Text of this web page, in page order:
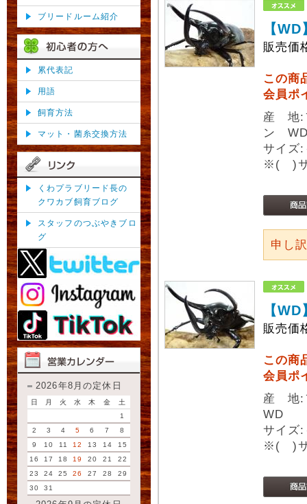
ブリードルーム紹介
累代表記
用語
飼育方法
マット・菌糸交換方法
くわプラブリード長の
クワカブ飼育ブログ
スタッフのつぶやきブロ
グ
2026年8月の定休日
日 月 火 水 木 金
土
1
2
3 4 5 6 7
8
9
10 11 12 13 14
15
16
17 18 19 20 21
22
23
24 25 26 27 28
29
30
31
【
販売価
この商
会員ポ
産 地:
ン
サイ
※( )サ
申し
【
販売価
この商
会員ポ
産 地:
WD
サイズ
※( )サ